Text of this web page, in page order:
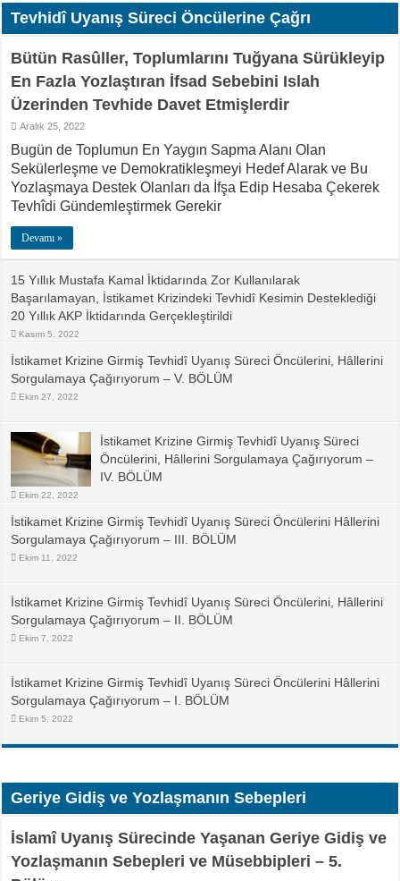
Tevhidî Uyanış Süreci Öncülerine Çağrı
Bütün Rasûller, Toplumlarını Tuğyana Sürükleyip
En Fazla Yozlaştıran İfsad Sebebini Islah
Üzerinden Tevhide Davet Etmişlerdir
Aralık 25, 2022
Bugün de Toplumun En Yaygın Sapma Alanı Olan
Sekülerleşme ve Demokratikleşmeyi Hedef Alarak ve Bu
Yozlaşmaya Destek Olanları da İfşa Edip Hesaba Çekerek
Tevhîdi Gündemleştirmek Gerekir
Devamı »
15 Yıllık Mustafa Kamal İktidarında Zor Kullanılarak
Başarılamayan, İstikamet Krizindeki Tevhidî Kesimin Desteklediği
20 Yıllık AKP İktidarında Gerçekleştirildi
Kasım 5, 2022
İstikamet Krizine Girmiş Tevhidî Uyanış Süreci Öncülerini, Hâllerini
Sorgulamaya Çağırıyorum – V. BÖLÜM
Ekim 27, 2022
İstikamet Krizine Girmiş Tevhidî Uyanış Süreci
Öncülerini, Hâllerini Sorgulamaya Çağırıyorum –
IV. BÖLÜM
Ekim 22, 2022
İstikamet Krizine Girmiş Tevhidî Uyanış Süreci Öncülerini Hâllerini
Sorgulamaya Çağırıyorum – III. BÖLÜM
Ekim 11, 2022
İstikamet Krizine Girmiş Tevhidî Uyanış Süreci Öncülerini, Hâllerini
Sorgulamaya Çağırıyorum – II. BÖLÜM
Ekim 7, 2022
İstikamet Krizine Girmiş Tevhidî Uyanış Süreci Öncülerini Hâllerini
Sorgulamaya Çağırıyorum – I. BÖLÜM
Ekim 5, 2022
Geriye Gidiş ve Yozlaşmanın Sebepleri
İslamî Uyanış Sürecinde Yaşanan Geriye Gidiş ve
Yozlaşmanın Sebepleri ve Müsebbipleri – 5.